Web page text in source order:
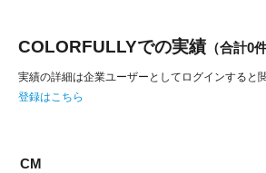
COLORFULLYでの実績（合計0件
実績の詳細は企業ユーザーとしてログインすると
登録はこちら
CM